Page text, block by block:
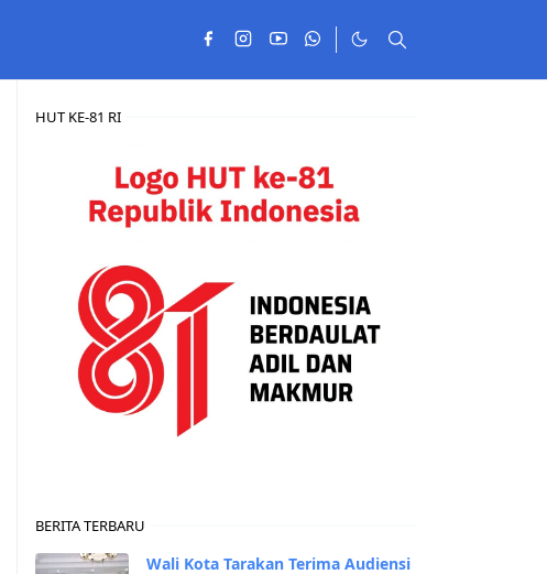
HUT KE-81 RI
BERITA TERBARU
Wali Kota Tarakan Terima Audiensi